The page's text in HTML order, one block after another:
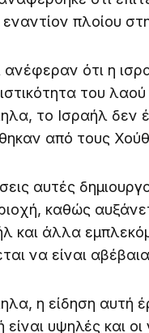
εναντίον πλοίου
ανέφεραν ότι η
του λαού
το Ισραήλ δεν
από τους
αυτές
καθώς
και άλλα
να είναι
η είδηση αυτή
υψηλές και οι